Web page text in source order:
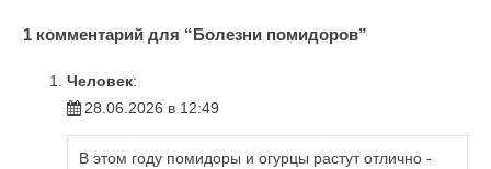
1 комментарий для “Болезни помидоров”
Человек:
28.06.2026 в 12:49
В этом году помидоры и огурцы растут отлично -